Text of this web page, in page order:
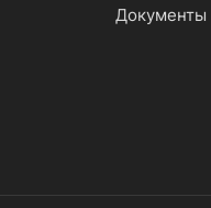
Документы